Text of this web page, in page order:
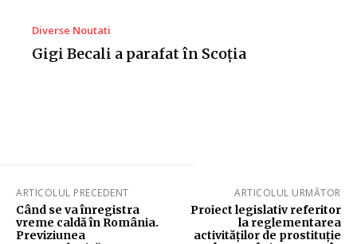
Diverse Noutati
Gigi Becali a parafat în Scoția
ARTICOLUL PRECEDENT
Când se va înregistra
vreme caldă în România.
Previziunea
ARTICOLUL URMĂTOR
Proiect legislativ referitor
la reglementarea
activităților de prostituție